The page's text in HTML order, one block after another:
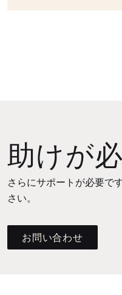
助けが
さらにサポートが必要で
さい。
お問い合わせ